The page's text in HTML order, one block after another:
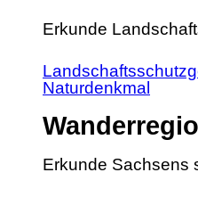
Erkunde
Naturdenkmal
Erkunde Sachsens